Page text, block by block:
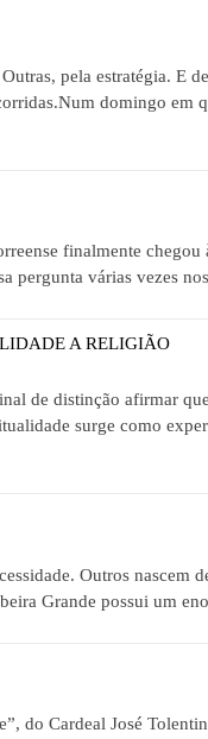
pela estratégia. E
domingo
finalmente
várias vezes
A RELIGIÃO
de distinção afirmar
surge como
Outros
Grande possui um
do Cardeal José